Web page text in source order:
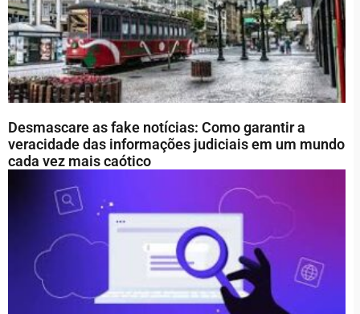
Desmascare as fake notícias: Como garantir a
veracidade das informações judiciais em um mundo
cada vez mais caótico